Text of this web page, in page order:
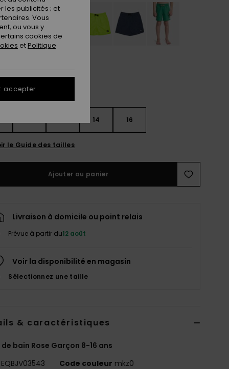
14 16
le Guide des tailles
Ajouter au panier
Livraison à domicile ou point relais
Prévue à partir du12 août
Voir la disponibilité en magasin
Sélectionnez une taille
& caractéristiques
bain Rose Garçon 8-16 ans
EQBJV03543 Code couleur mkz0
les publicités ; et
Vous
ou vous y
cookies de
etPolitique
accepter